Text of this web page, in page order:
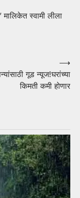
मालिकेत स्वामी लीला
गूड न्यूज!घरांच्या
किमती कमी होणार
⟶